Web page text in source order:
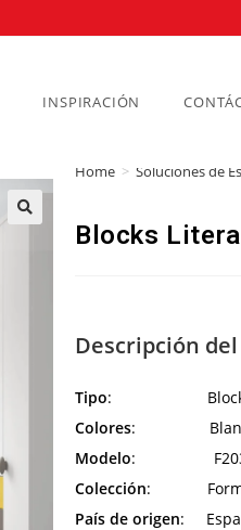
INSPIRACIÓN
Home > Soluciones de
Blocks
Descripción
Tipo: Block
Colores: Blanco-
Modelo:
Colección:
País de origen: